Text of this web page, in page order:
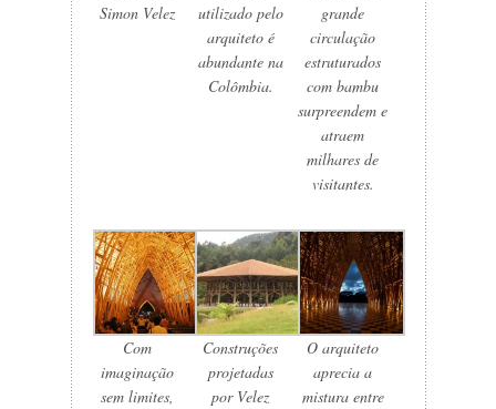
Simon Velez
utilizado pelo
arquiteto é
abundante na
Colômbia.
grande
circulação
estruturados
com bambu
surpreendem e
atraem
milhares de
visitantes.
Com
imaginação
sem limites,
Construções
projetadas
por Velez
O arquiteto
aprecia a
mistura entre